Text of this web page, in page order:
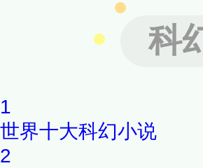
训，上校开始训
指挥官。
科
1
世界十大科幻小说
2